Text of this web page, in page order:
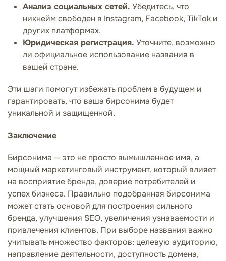
Анализ социальных сетей. Убедитесь, что
никнейм свободен в Instagram, Facebook, TikTok и
других платформах.
Юридическая регистрация. Уточните, возможно
ли официальное использование названия в
вашей стране.
Эти шаги помогут избежать проблем в будущем и
гарантировать, что ваша бирсонима будет
уникальной и защищенной.
Заключение
Бирсонима — это не просто вымышленное имя, а
мощный маркетинговый инструмент, который влияет
на восприятие бренда, доверие потребителей и
успех бизнеса. Правильно подобранная бирсонима
может стать основой для построения сильного
бренда, улучшения SEO, увеличения узнаваемости и
привлечения клиентов. При выборе названия важно
учитывать множество факторов: целевую аудиторию,
направление деятельности, доступность домена,